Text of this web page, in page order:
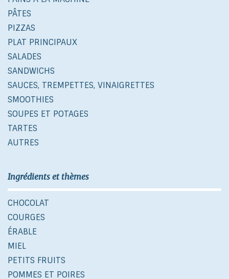
PÂTES
PIZZAS
PLAT PRINCIPAUX
SALADES
SANDWICHS
SAUCES, TREMPETTES, VINAIGRETTES
SMOOTHIES
SOUPES ET POTAGES
TARTES
AUTRES
Ingrédients et thèmes
CHOCOLAT
COURGES
ÉRABLE
MIEL
PETITS FRUITS
POMMES ET POIRES